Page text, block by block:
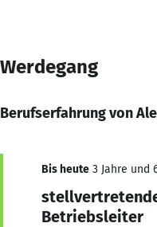
Werdegang
Berufserfahrung von
Bis heute 3 Jahre und
Betriebsleiter